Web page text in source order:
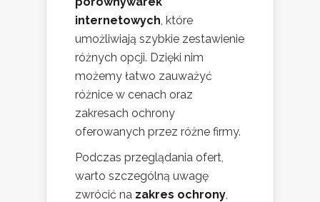
internetowych , które
umożliwiają szybkie zestawienie
różnych opcji. Dzięki nim
możemy łatwo zauważyć
różnice w cenach oraz
zakresach ochrony
oferowanych przez różne firmy.
Podczas przeglądania ofert,
warto szczególną uwagę
zwrócić na zakres ochrony